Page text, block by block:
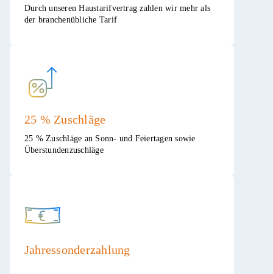
​Durch unseren Haustarifvertrag zahlen wir mehr als
der branchenübliche Tarif ​
25 % Zuschläge
25 % Zuschläge an Sonn- und Feiertagen sowie
Überstundenzuschläge​
Jahressonderzahlung